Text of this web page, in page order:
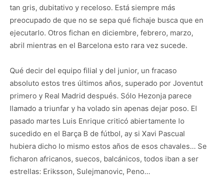
tan gris, dubitativo y receloso. Está siempre más
preocupado de que no se sepa qué fichaje busca que en
ejecutarlo. Otros fichan en diciembre, febrero, marzo,
abril mientras en el Barcelona esto rara vez sucede.
Qué decir del equipo filial y del junior, un fracaso
absoluto estos tres últimos años, superado por Joventut
primero y Real Madrid después. Sólo Hezonja parece
llamado a triunfar y ha volado sin apenas dejar poso. El
pasado martes Luis Enrique criticó abiertamente lo
sucedido en el Barça B de fútbol, ay si Xavi Pascual
hubiera dicho lo mismo estos años de esos chavales… Se
ficharon africanos, suecos, balcánicos, todos iban a ser
estrellas: Eriksson, Sulejmanovic, Peno…